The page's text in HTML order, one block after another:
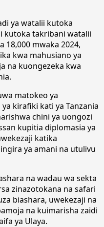
ya watalii kutoka
kutoka takribani watalii
18,000 mwaka 2024,
kwa mahusiano ya
na kuongezeka kwa
matokeo ya
kirafiki kati ya Tanzania
chini ya uongozi
kupitia diplomasia ya
katika
ya amani na utulivu
na wadau wa sekta
zinazotokana na safari
biashara, uwekezaji na
na kuimarisha zaidi
ya Ulaya.